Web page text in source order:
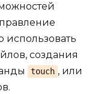
создания
touch , или